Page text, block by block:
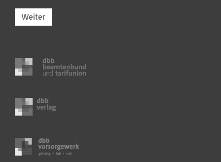
Weiter